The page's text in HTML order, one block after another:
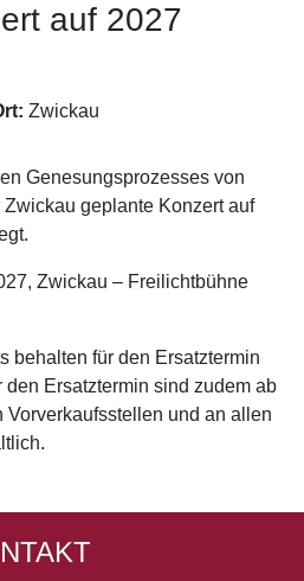
auf 2027
Zwickau
Genesungsprozesses von
geplante Konzert auf
Zwickau – Freilichtbühne
behalten für den Ersatztermin
den Ersatztermin sind zudem ab
Vorverkaufsstellen und an allen